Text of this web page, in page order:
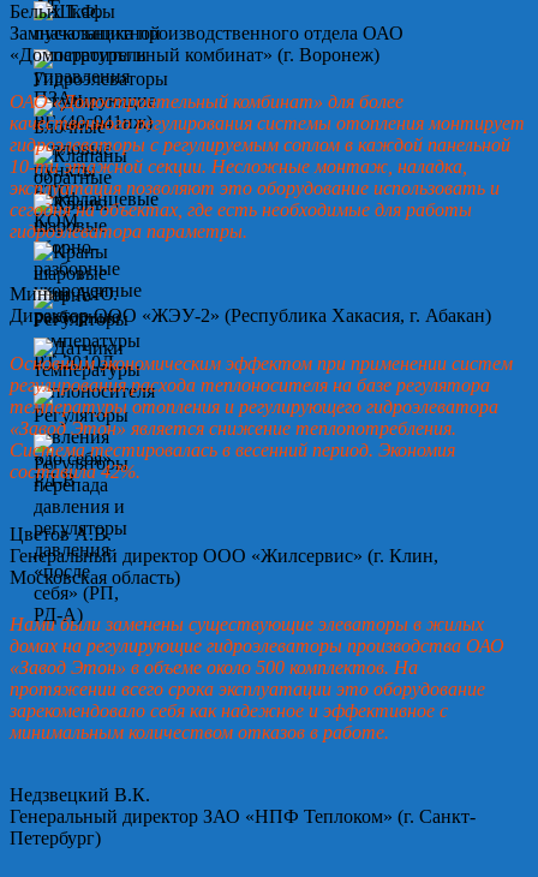
Белых Т.Ф.
Замначальника производственного отдела ОАО
«Домостроительный комбинат» (г. Воронеж)
ОАО «Домостроительный комбинат» для более
качественного регулирования системы отопления монтирует
гидроэлеваторы с регулируемым соплом в каждой панельной
10-ти этажной секции. Несложные монтаж, наладка,
эксплуатация позволяют это оборудование использовать и
сегодня на объектах, где есть необходимые для работы
гидроэлеватора параметры.
Минин А.Ю.
Директор ООО «ЖЭУ-2» (Республика Хакасия, г. Абакан)
Основным экономическим эффектом при применении систем
регулирования расхода теплоносителя на базе регулятора
температуры отопления и регулирующего гидроэлеватора
«Завод Этон» является снижение теплопотребления.
Система тестировалась в весенний период. Экономия
составила 42%.
Цветов А.В.
Генеральный директор ООО «Жилсервис» (г. Клин,
Московская область)
Нами были заменены существующие элеваторы в жилых
домах на регулирующие гидроэлеваторы производства ОАО
«Завод Этон» в объеме около 500 комплектов. На
протяжении всего срока эксплуатации это оборудование
зарекомендовало себя как надежное и эффективное с
минимальным количеством отказов в работе.
Недзвецкий В.К.
Генеральный директор ЗАО «НПФ Теплоком» (г. Санкт-
Петербург)